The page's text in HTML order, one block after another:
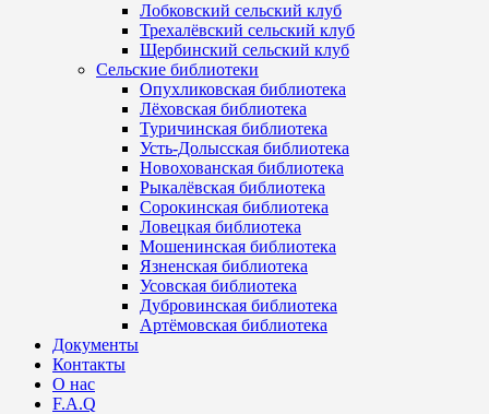
Лобковский сельский клуб
Трехалёвский сельский клуб
Щербинский сельский клуб
Сельские библиотеки
Опухликовская библиотека
Лёховская библиотека
Туричинская библиотека
Усть-Долысская библиотека
Новохованская библиотека
Рыкалёвская библиотека
Сорокинская библиотека
Ловецкая библиотека
Мошенинская библиотека
Язненская библиотека
Усовская библиотека
Дубровинская библиотека
Артёмовская библиотека
Документы
Контакты
О нас
F.A.Q